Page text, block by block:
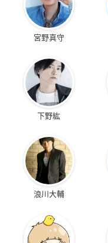
宮野真守
下野紘
浪川大輔